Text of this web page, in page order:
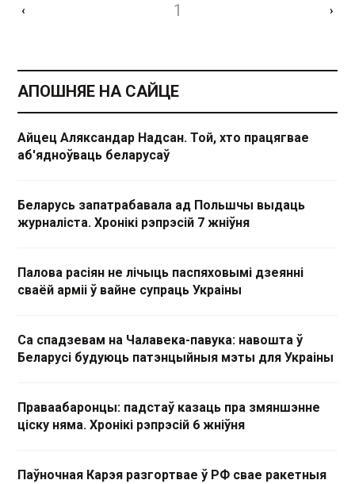
‹ 1 ›
АПОШНЯЕ НА САЙЦЕ
Айцец Аляксандар Надсан. Той, хто працягвае
аб'ядноўваць беларусаў
Беларусь запатрабавала ад Польшчы выдаць
журналіста. Хронікі рэпрэсій 7 жніўня
Палова расіян не лічыць паспяховымі дзеянні
сваёй арміі ў вайне супраць Украіны
Са спадзевам на Чалавека-павука: навошта ў
Беларусі будуюць патэнцыйныя мэты для Украіны
Праваабаронцы: падстаў казаць пра змяншэнне
ціску няма. Хронікі рэпрэсій 6 жніўня
Паўночная Карэя разгортвае ў РФ свае ракетныя